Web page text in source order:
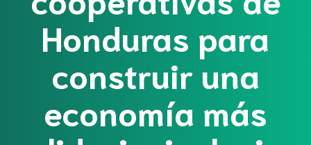
Honduras para
construir una
economía más